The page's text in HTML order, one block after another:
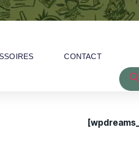
CONTACT